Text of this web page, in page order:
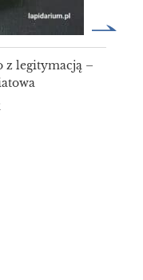
z legitymacją –